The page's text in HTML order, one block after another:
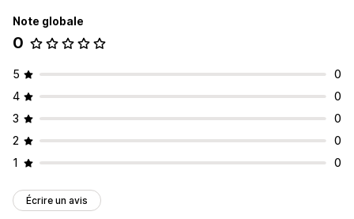
Note globale
0
5
0
4
0
3
0
2
0
1
0
Écrire un avis